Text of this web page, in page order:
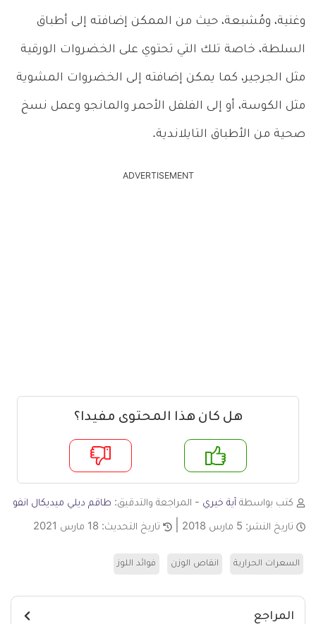
وغنية، ومُشبعة، حيث من الممكن إضافته إلى أطباق
السلطة، خاصة تلك التي تحتوي على الخضروات الورقية
مثل الجرجير، كما يمكن إضافته إلى الخضروات المشوية
مثل الكوسة، أو إلى الفلفل الأحمر والمانجو وعمل نسخ
صحية من الأطباق التايلاندية.
ADVERTISEMENT
هل كان هذا المحتوى مفيدا؟
لا
كتب بواسطة آية خيري - المراجعة والتدقيق: طاقم ديلي ميديكال انفو
تاريخ النشر: 5 مارس 2018 تاريخ التحديث: 18 مارس 2021
السعرات الحرارية انقاص الوزن فوائد اللوز
المراجع